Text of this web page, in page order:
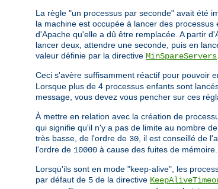
La règle "un processus par seconde" avait été
la machine est occupée à lancer des
d'Apache qu'elle a dû être remplacée. A partir
lancer deux, attendre une seconde, puis en
valeur définie par la directive MinSpareServers.
Ceci s'avère suffisamment réactif pour pouvoir
Lorsque plus de 4 processus enfants sont
message, vous devez vous pencher sur ces
À mettre en relation avec la création de
qui signifie qu'il n'y a pas de limite au nombre
très basse, de l'ordre de 30, il est conseillé de
l'ordre de 10000 à cause des fuites de mémoire.
Lorsqu'ils sont en mode "keep-alive", les
par défaut de 5 de la directive